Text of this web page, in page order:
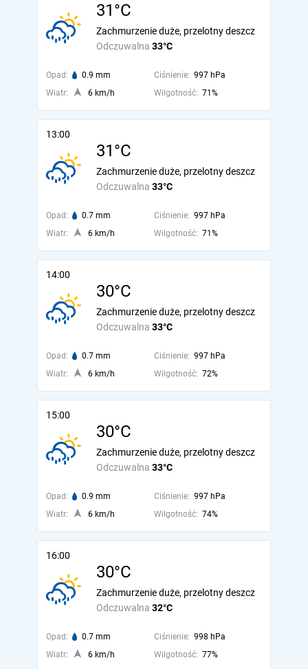
31°C
Odczuwalna 33°C
Zachmurzenie duże, przelotny deszcz
Opad: 0.9 mm Ciśnienie: 997 hPa
Wiatr:
6 km/h Wilgotność: 71%
13:00
31°C
Odczuwalna 33°C
Zachmurzenie duże, przelotny deszcz
Opad: 0.7 mm Ciśnienie: 997 hPa
Wiatr:
6 km/h Wilgotność: 71%
14:00
30°C
Odczuwalna 33°C
Zachmurzenie duże, przelotny deszcz
Opad: 0.7 mm Ciśnienie: 997 hPa
Wiatr:
6 km/h Wilgotność: 72%
15:00
30°C
Odczuwalna 33°C
Zachmurzenie duże, przelotny deszcz
Opad: 0.9 mm Ciśnienie: 997 hPa
Wiatr:
6 km/h Wilgotność: 74%
16:00
30°C
Odczuwalna 32°C
Zachmurzenie duże, przelotny deszcz
Opad: 0.7 mm Ciśnienie: 998 hPa
Wiatr:
6 km/h Wilgotność: 77%